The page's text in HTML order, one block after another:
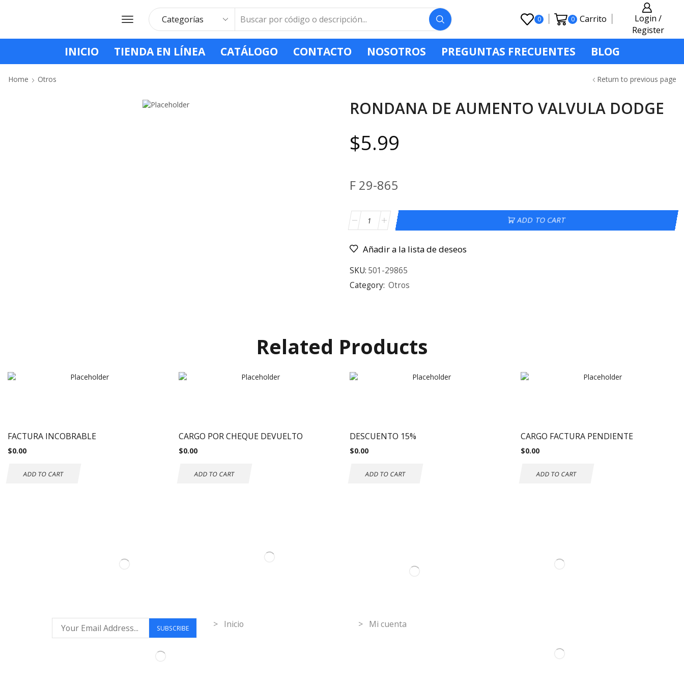
0 0 Carrito
Login /
Register
INICIO TIENDA EN LÍNEA CATÁLOGO CONTACTO NOSOTROS PREGUNTAS FRECUENTES BLOG
Home Otros Return to previous page
RONDANA DE AUMENTO VALVULA DODGE
$5.99
F 29-865
ADD TO CART
Añadir a la lista de deseos
SKU: 501-29865
Category: Otros
Related Products
FACTURA INCOBRABLE
$0.00
ADD TO CART
CARGO POR CHEQUE DEVUELTO
$0.00
ADD TO CART
DESCUENTO 15%
$0.00
ADD TO CART
CARGO FACTURA PENDIENTE
$0.00
ADD TO CART
> Inicio > Mi cuenta